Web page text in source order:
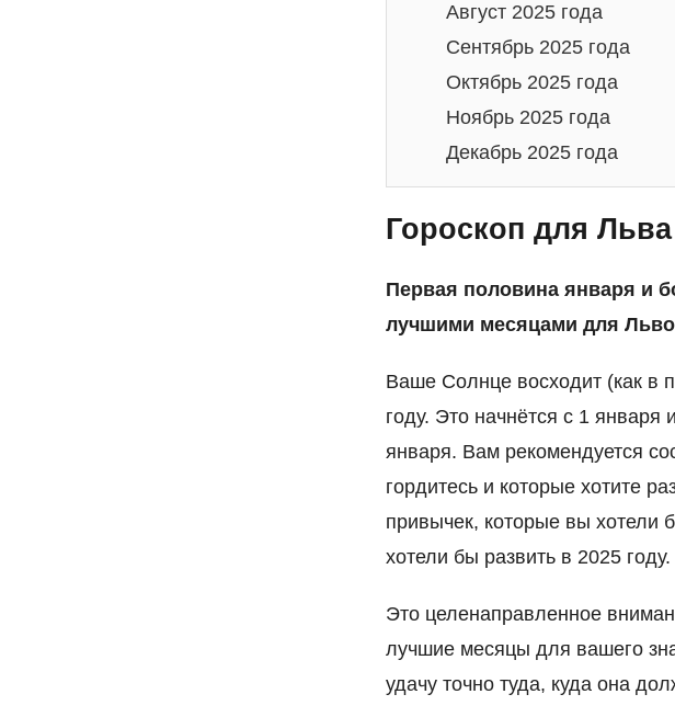
Август 2025 года
Сентябрь 2025 года
Октябрь 2025 года
Ноябрь 2025 года
Декабрь 2025 года
Гороскоп для Льва
Первая половина января и
лучшими месяцами для
Ваше Солнце восходит (как в
году. Это начнётся с 1
января. Вам рекомендуется
гордитесь и которые хотите
привычек, которые вы хотели
хотели бы развить в 2025 году.
Это целенаправленное
лучшие месяцы для вашего
удачу точно туда, куда она